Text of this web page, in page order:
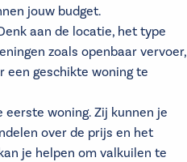
jouw budget.
aan de locatie, het type
zoals openbaar vervoer,
een geschikte woning te
woning. Zij kunnen je
over de prijs en het
je helpen om valkuilen te